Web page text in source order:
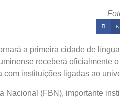
a primeira cidade de
receberá oficialmente
com instituições ligadas ao
Nacional (FBN), importante